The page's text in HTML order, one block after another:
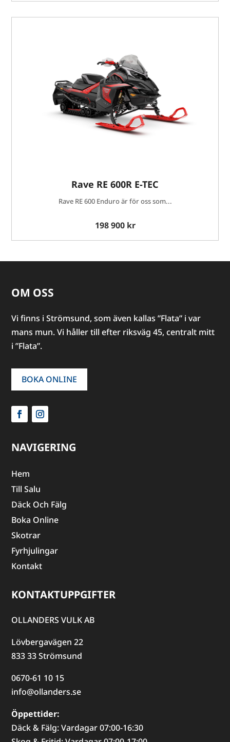
Rave RE 600R E-TEC
Rave RE 600 Enduro är för oss som...
198 900 kr
OM OSS
Vi finns i Strömsund, som även kallas ”Flata” i var
mans mun. Vi håller till efter riksväg 45, centralt mitt
i ”Flata”.
BOKA ONLINE
NAVIGERING
Hem
Till Salu
Däck Och Fälg
Boka Online
Skotrar
Fyrhjulingar
Kontakt
KONTAKTUPPGIFTER
OLLANDERS VULK AB
Lövbergavägen 22
833 33 Strömsund
0670-61 10 15
info@ollanders.se
Öppettider:
Däck & Fälg: Vardagar 07:00-16:30